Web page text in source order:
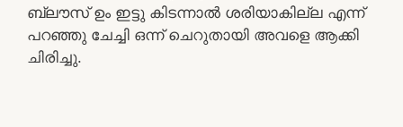
ബ്ലൗസ് ഉം ഇട്ടു കിടന്നാൽ ശരിയാകില്ല എന്ന്
പറഞ്ഞു ചേച്ചി ഒന്ന് ചെറുതായി അവളെ ആക്കി
ചിരിച്ചു.